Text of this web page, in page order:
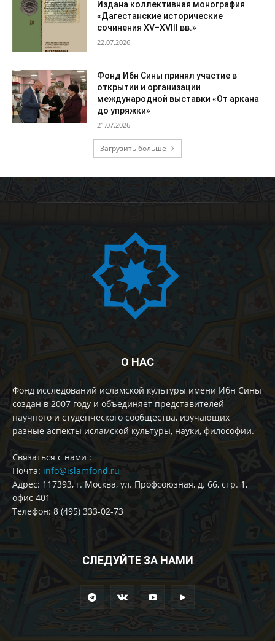
Издана коллективная монография
«Дагестанские исторические
сочинения XV–XVIII вв.»
22.07.2026
Фонд Ибн Сины принял участие в
открытии и организации
международной выставки «От аркана
до упряжки»
21.07.2026
Загрузить больше
О НАС
Фонд исследований исламской культуры имени Ибн Сины
создан в 2007 году и объединяет представителей
научного и студенческого сообщества, изучающих
разные аспекты исламской культуры, науки, философии.
Cвязаться с нами :
Почта: info@islamfond.ru
Адрес: 117393, г. Москва, ул. Профсоюзная, д. 66, стр. 1,
офис 401
Телефон: 8 (495) 333-02-73
СЛЕДУЙТЕ ЗА НАМИ